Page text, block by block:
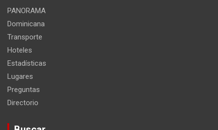
PANORAMA
Dominicana
Transporte
Hoteles
Estadísticas
Lugares
Preguntas
Directorio